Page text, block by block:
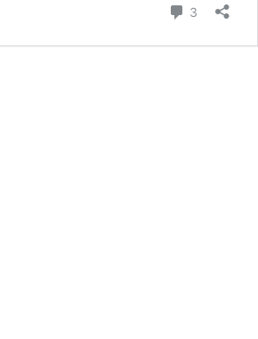
3 komentara